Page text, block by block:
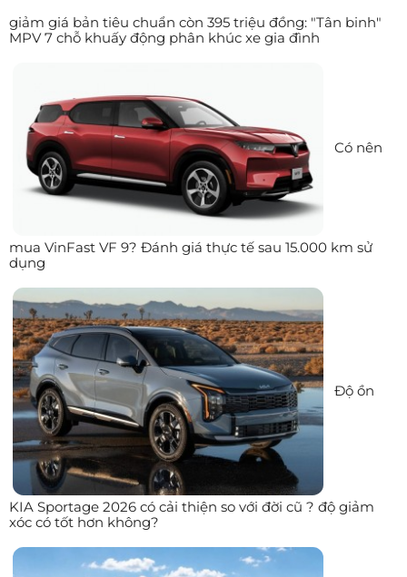
giảm giá bản tiêu chuẩn còn 395 triệu đồng: "Tân binh"
MPV 7 chỗ khuấy động phân khúc xe gia đình
Có nên
mua VinFast VF 9? Đánh giá thực tế sau 15.000 km sử
dụng
Độ ồn
KIA Sportage 2026 có cải thiện so với đời cũ ? độ giảm
xóc có tốt hơn không?